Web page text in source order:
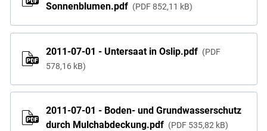
Sonnenblumen.pdf
PDF 852,11 kB
2011-07-01 - Untersaat in Oslip.pdf
PDF
578,16 kB
2011-07-01 - Boden- und Grundwasserschutz
durch Mulchabdeckung.pdf
PDF 535,82 kB